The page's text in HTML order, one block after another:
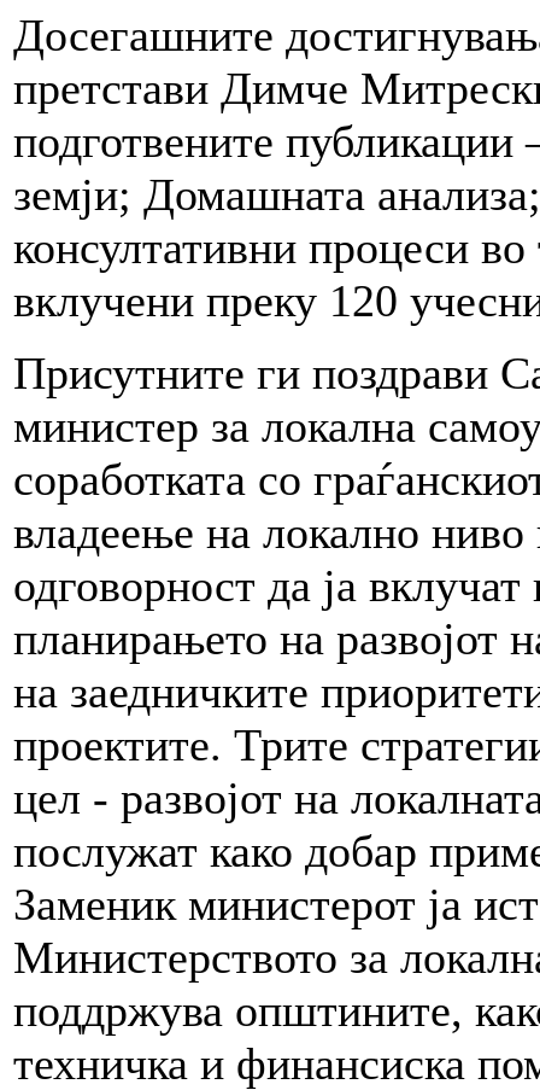
Досегашните
претстави Димче
подготвените публикации
земји; Домашната
консултативни процеси
вклучени преку 120
Присутните ги поздрави
министер за локална
соработката со
владеење на локално ниво
одговорност да ја
планирањето на развојот
на заедничките
проектите. Трите
цел - развојот на
послужат како добар
Заменик министерот ја
Министерството за
поддржува општините,
техничка и финансиска